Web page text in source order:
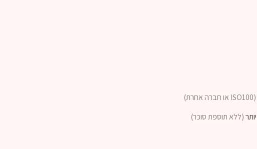
(ISO100 או חברה אחרת)
(ללא תוספת סוכר)